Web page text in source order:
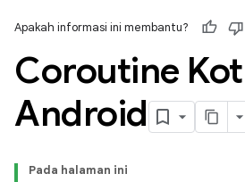
Apakah informasi ini membantu?
Coroutine
Android
Pada halaman ini